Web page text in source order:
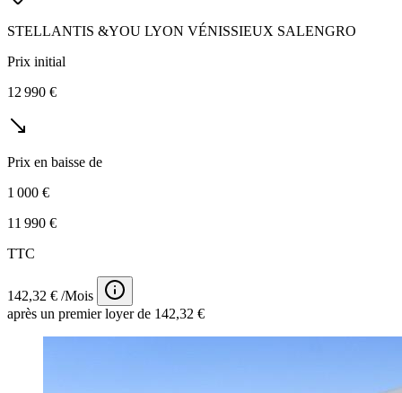
STELLANTIS &YOU LYON VÉNISSIEUX SALENGRO
Prix initial
12 990 €
Prix en baisse de
1 000 €
11 990 €
TTC
142,32 € /Mois
après un premier loyer de 142,32 €